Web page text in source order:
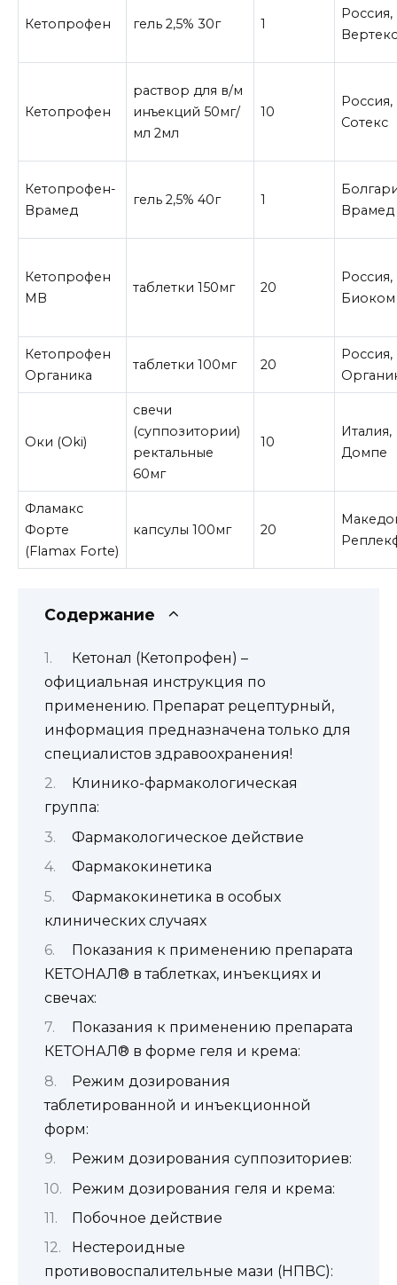
Кетопрофен гель 2,5% 30г 1
Россия,
Кетопрофен
раствор для в/м
инъекций 50мг/
мл 2мл
10
Россия,
Сотекс
Кетопрофен-
Врамед
гель 2,5% 40г 1
Врамед
Кетопрофен
МВ
таблетки 150мг 20
Россия,
Кетопрофен
Органика
таблетки 100мг 20
Россия,
Оки (Oki)
свечи
(суппозитории)
ректальные
60мг
10
Италия,
Домпе
Фламакс
Форте
(Flamax Forte)
капсулы 100мг 20
Содержание
Кетонал (Кетопрофен) –
официальная инструкция по
применению. Препарат рецептурный,
информация предназначена только для
специалистов здравоохранения!
Клинико-фармакологическая
группа:
Фармакологическое действие
Фармакокинетика
Фармакокинетика в особых
клинических случаях
Показания к применению препарата
КЕТОНАЛ® в таблетках, инъекциях и
свечах:
Показания к применению препарата
КЕТОНАЛ® в форме геля и крема:
Режим дозирования
таблетированной и инъекционной
форм:
Режим дозирования суппозиториев:
Режим дозирования геля и крема:
Побочное действие
Нестероидные
противовоспалительные мази (НПВС):